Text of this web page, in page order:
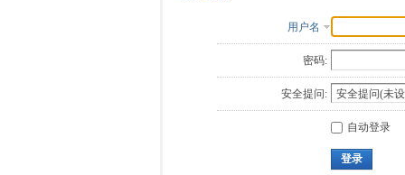
用户名
密码:
安全提问:
自动登录
登录